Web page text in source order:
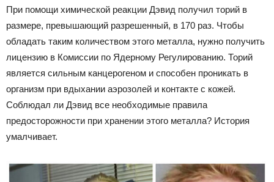
При помощи химической реакции Дэвид получил торий в
размере, превышающий разрешенный, в 170 раз. Чтобы
обладать таким количеством этого металла, нужно получить
лицензию в Комиссии по Ядерному Регулированию. Торий
является сильным канцерогеном и способен проникать в
организм при вдыхании аэрозолей и контакте с кожей.
Соблюдал ли Дэвид все необходимые правила
предосторожности при хранении этого металла? История
умалчивает.